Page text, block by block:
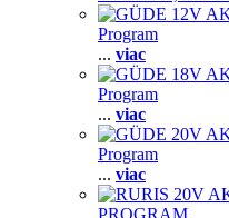
Program
... viac
Program
... viac
Program
... viac
PROGRAM